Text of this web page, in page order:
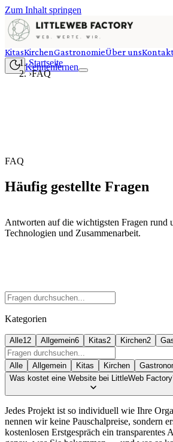
Zum Inhalt springen
KitasKirchenGastronomieÜber uns
Kennenlernen
Startseite
›FAQ
FAQ
Häufig gestellte Fragen
Antworten auf die wichtigsten Fragen rund
Technologien und Zusammenarbeit.
Kategorien
Alle12 Allgemein6 Kitas2 Kirchen2
Alle Allgemein Kitas Kirchen
Was kostet eine Website bei LittleWeb
Jedes Projekt ist so individuell wie Ihre
nennen wir keine Pauschalpreise, sondern
kostenlosen Erstgespräch ein transparentes